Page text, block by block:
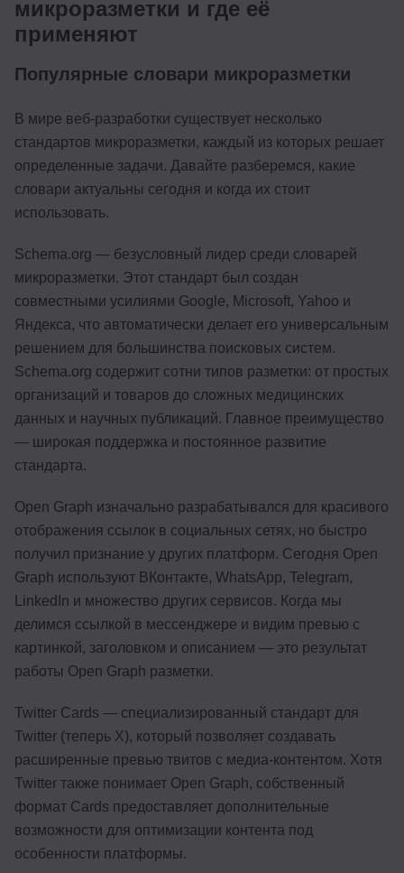
микроразметки и где её
применяют
Популярные словари микроразметки
В мире веб-разработки существует несколько
стандартов микроразметки, каждый из которых решает
определенные задачи. Давайте разберемся, какие
словари актуальны сегодня и когда их стоит
использовать.
Schema.org — безусловный лидер среди словарей
микроразметки. Этот стандарт был создан
совместными усилиями Google, Microsoft, Yahoo и
Яндекса, что автоматически делает его универсальным
решением для большинства поисковых систем.
Schema.org содержит сотни типов разметки: от простых
организаций и товаров до сложных медицинских
данных и научных публикаций. Главное преимущество
— широкая поддержка и постоянное развитие
стандарта.
Open Graph изначально разрабатывался для красивого
отображения ссылок в социальных сетях, но быстро
получил признание у других платформ. Сегодня Open
Graph используют ВКонтакте, WhatsApp, Telegram,
LinkedIn и множество других сервисов. Когда мы
делимся ссылкой в мессенджере и видим превью с
картинкой, заголовком и описанием — это результат
работы Open Graph разметки.
Twitter Cards — специализированный стандарт для
Twitter (теперь X), который позволяет создавать
расширенные превью твитов с медиа-контентом. Хотя
Twitter также понимает Open Graph, собственный
формат Cards предоставляет дополнительные
возможности для оптимизации контента под
особенности платформы.